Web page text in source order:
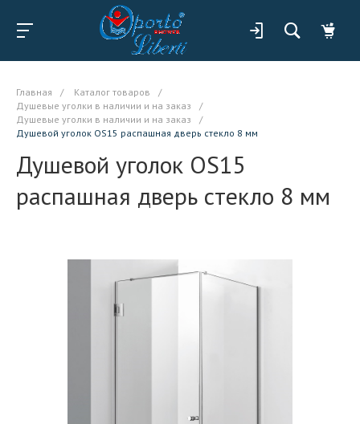
Главная / Каталог товаров
/
Душевые уголки в наличии и на заказ
/
Душевые уголки в наличии и на заказ
/
Душевой уголок OS15 распашная дверь стекло 8 мм
Душевой уголок OS15
распашная дверь стекло 8 мм